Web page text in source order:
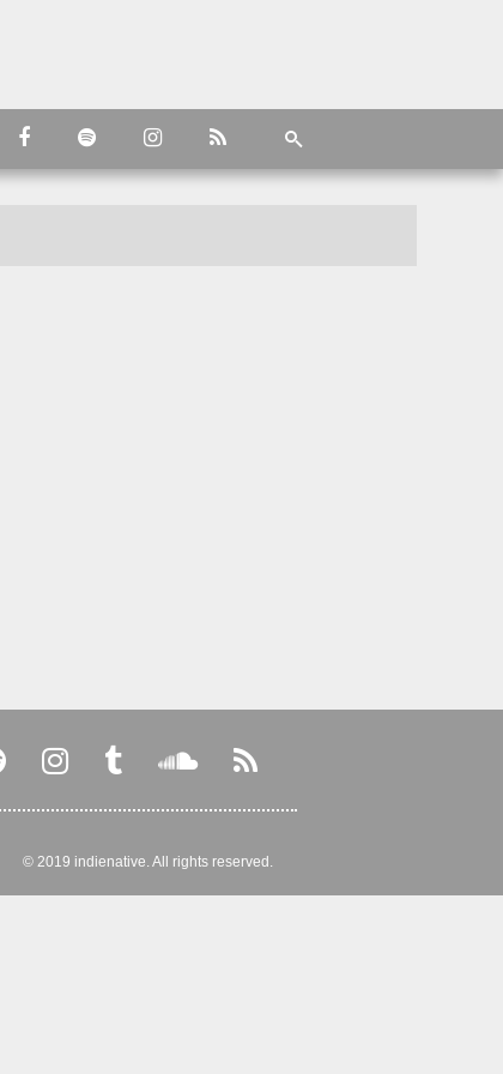
© 2019 indienative. All rights reserved.